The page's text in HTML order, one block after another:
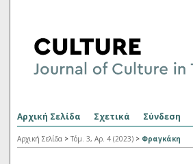
Αρχική Σελίδα Σχετικά Σύνδεση
Αρχική Σελίδα > Τόμ. 3, Αρ. 4 (2023) > Φραγκάκη